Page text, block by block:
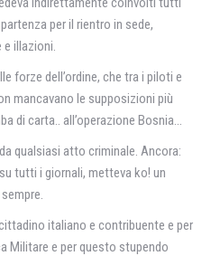
per il rientro in sede,
illazioni.
forze delI’ordine, che tra i piloti e
mancavano le supposizioni più
di carta.. all’operazione Bosnia…
qualsiasi atto criminale. Ancora:
tutti i giornali, metteva ko! un
italiano e contribuente e per
Militare e per questo stupendo